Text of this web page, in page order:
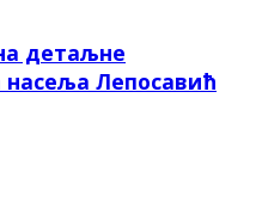
детаљне
насеља Лепосавић